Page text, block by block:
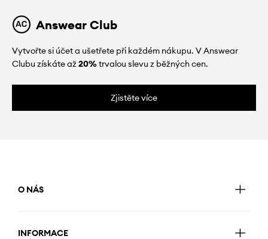
Answear Club
Vytvořte si účet a ušetřete při každém nákupu. V Answear
Clubu získáte až20%trvalou slevu z běžných cen.
Zjistěte více
O NÁS
INFORMACE